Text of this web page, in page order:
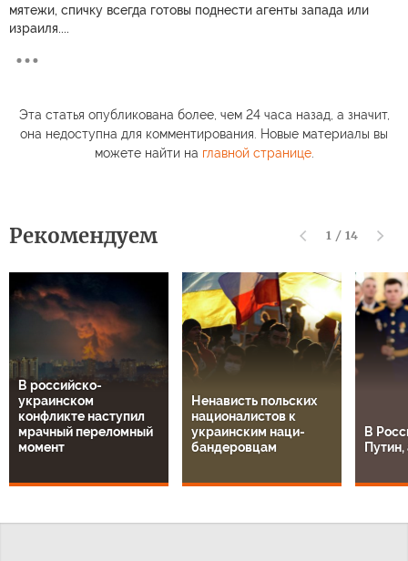
мятежи, спичку всегда готовы поднести агенты запада или
израиля....
Эта статья опубликована более, чем 24 часа назад, а значит,
она недоступна для комментирования. Новые материалы вы
можете найти на главной странице.
Рекомендуем 1 / 14
В российско-
украинском
конфликте наступил
мрачный переломный
момент
Ненависть польских
националистов к
украинским наци-
бандеровцам
В